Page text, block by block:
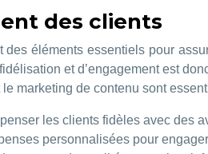
des clients
des éléments essentiels pour
et d’engagement est
marketing de contenu sont
les clients fidèles avec des
personnalisées pour